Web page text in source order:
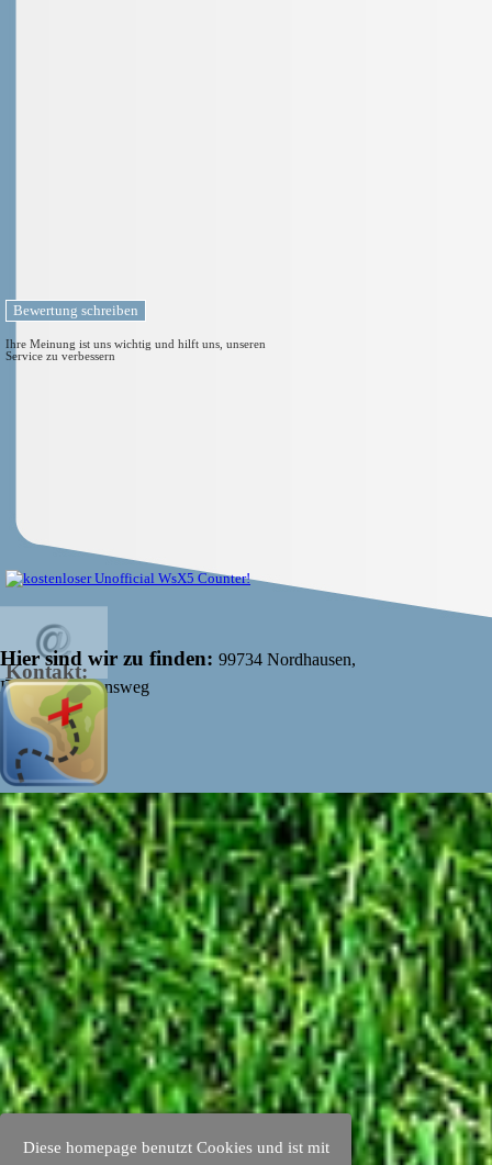
Diese homepage benutzt Cookies und ist mit
Ihre Meinung ist uns wichtig und hilft uns, unseren
Service zu verbessern
Kontakt:
Hier sind wir zu finden: 99734 Nordhausen,
Kommunikationsweg
Zurück zum Seiteninhalt